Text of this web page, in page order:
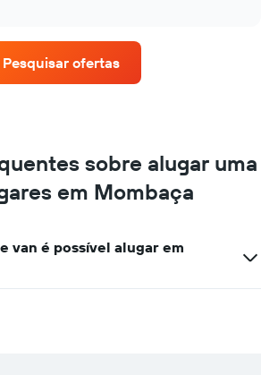
Pesquisar ofertas
sobre alugar uma
em Mombaça
van é possível alugar em